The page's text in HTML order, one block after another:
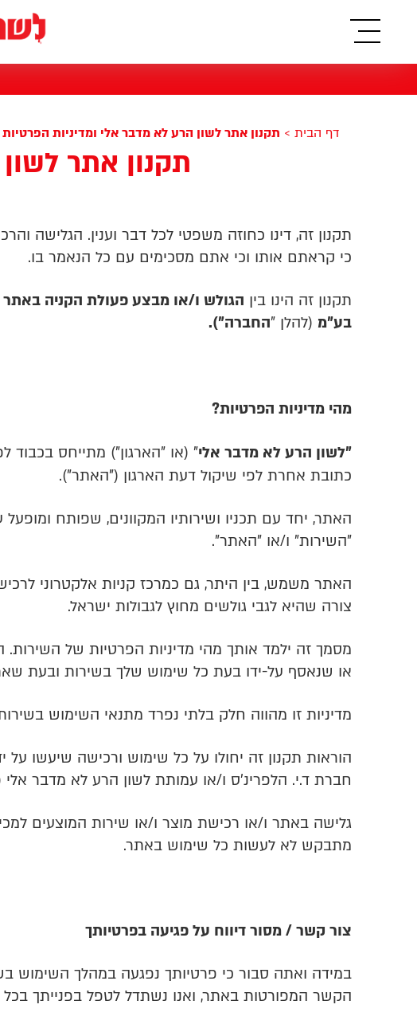
תפריט
דף הבית > תקנון אתר לשון הרע לא מדבר אלי ומדיניות הפרטיות
תקנון אתר
תקנון זה, דינו כחוזה משפטי לכל דבר וענין. הגלישה
כי קראתם אותו וכי אתם מסכימים עם כל הנאמר בו.
תקנון זה הינו בין הגולש ו/או מבצע פעולת הקניה באתר
בע"מ (להלן "החברה").
מהי מדיניות הפרטיות?
"לשון הרע לא מדבר אלי" (או "הארגון") מתייחס
כתובת אחרת לפי שיקול דעת הארגון ("האתר").
האתר, יחד עם תכניו ושירותיו המקוונים, שפותח
"השירות" ו/או "האתר".
האתר משמש, בין היתר, גם כמרכז קניות אלקטרוני
צורה שהיא לגבי גולשים מחוץ לגבולות ישראל.
מסמך זה ילמד אותך מהי מדיניות הפרטיות של
או שנאסף על-ידו בעת כל שימוש שלך בשירות ובעת
מדיניות זו מהווה חלק בלתי נפרד מתנאי השימוש
הוראות תקנון זה יחולו על כל שימוש ורכישה שיעשו
חברת ד.י. הלפרינ'ס ו/או עמותת לשון הרע לא מדבר אלי
גלישה באתר ו/או רכישת מוצר ו/או שירות המוצעים
מתבקש לא לעשות כל שימוש באתר.
צור קשר / מסור דיווח על פגיעה בפרטיותך
במידה ואתה סבור כי פרטיותך נפגעה במהלך השימוש
הקשר המפורטות באתר, ואנו נשתדל לטפל בפנייתך